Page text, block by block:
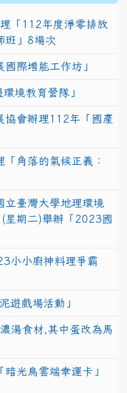
「112年度淨零排放
班」8場次
際增能工作坊」
境教育營隊」
協會辦理112年「國產
角落的氣候正義：
立臺灣大學地理環境
星期二)舉辦「2023國
小小廚神料理爭霸
遊戲場活動」
湯食材,其中蛋改為馬
光鳥雲端幸運卡」